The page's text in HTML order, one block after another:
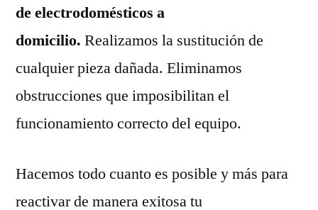
de electrodomésticos a
domicilio. Realizamos la sustitución de
cualquier pieza dañada. Eliminamos
obstrucciones que imposibilitan el
funcionamiento correcto del equipo.
Hacemos todo cuanto es posible y más para
reactivar de manera exitosa tu